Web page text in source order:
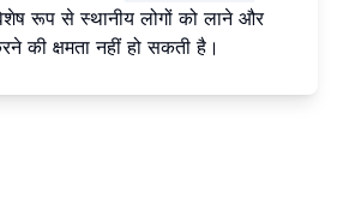
रूप से स्थानीय लोगों को लाने और
की क्षमता नहीं हो सकती है।